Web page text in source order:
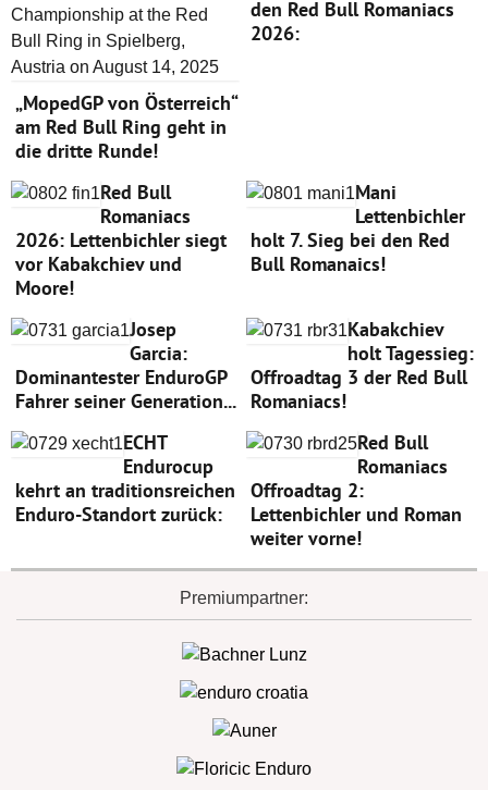
„MopedGP von Österreich“
am Red Bull Ring geht in
die dritte Runde!
den Red Bull Romaniacs
2026:
Red Bull
Romaniacs
2026: Lettenbichler siegt
vor Kabakchiev und
Moore!
Mani
Lettenbichler
holt 7. Sieg bei den Red
Bull Romanaics!
Josep
Garcia:
Dominantester EnduroGP
Fahrer seiner Generation...
Kabakchiev
holt Tagessieg:
Offroadtag 3 der Red Bull
Romaniacs!
ECHT
Endurocup
kehrt an traditionsreichen
Enduro-Standort zurück:
Red Bull
Romaniacs
Offroadtag 2:
Lettenbichler und Roman
weiter vorne!
Premiumpartner: